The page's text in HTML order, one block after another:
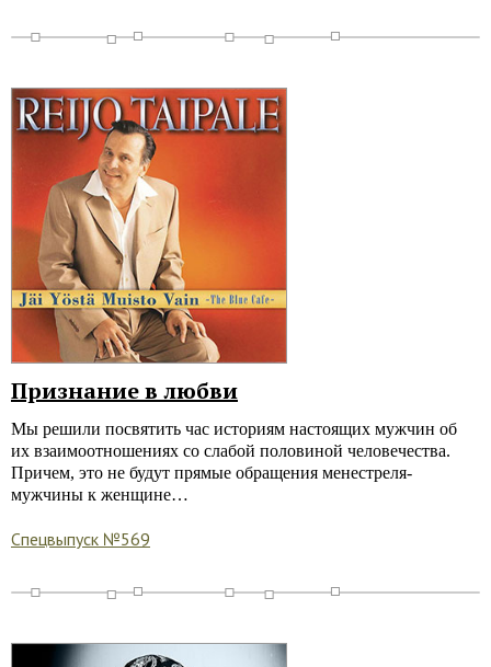
Признание в любви
Мы решили посвятить час историям настоящих мужчин об
их взаимоотношениях со слабой половиной человечества.
Причем, это не будут прямые обращения менестреля-
мужчины к женщине…
Спецвыпуск №569